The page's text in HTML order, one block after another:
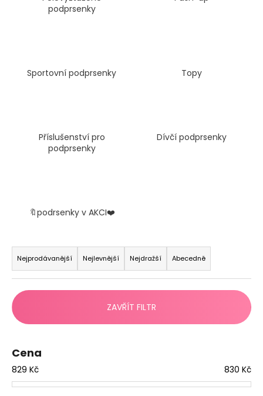
podprsenky
Sportovní podprsenky Topy
Příslušenství pro
podprsenky
Dívčí podprsenky
🔖podrsenky v AKCI❤️
Ř
a
z
e
n
í
r
o
d
Nejprodávanější Nejlevnější Nejdražší Abecedně
ZAVŘÍT FILTR
Cena
829 Kč 830 Kč
u
č
u
e
m